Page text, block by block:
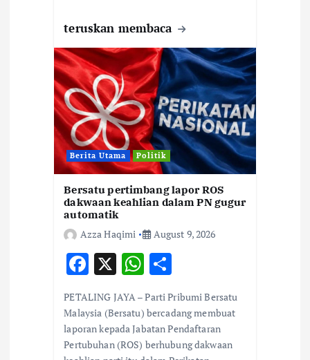
teruskan membaca
Berita Utama Politik
Bersatu pertimbang lapor ROS
dakwaan keahlian dalam PN gugur
automatik
Azza Haqimi
August 9, 2026
F
ac
e
b
o
X W
h
at
s
A
h
ar
e
PETALING JAYA – Parti Pribumi Bersatu
Malaysia (Bersatu) bercadang membuat
laporan kepada Jabatan Pendaftaran
Pertubuhan (ROS) berhubung dakwaan